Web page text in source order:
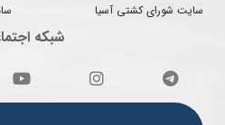
سایت شورای کشتی آسیا
شبکه